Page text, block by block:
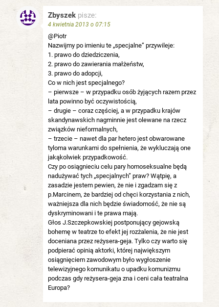
Zbyszek pisze:
4 kwietnia 2013 o 07:15
@Piotr
Nazwijmy po imieniu te „specjalne” przywileje:
1. prawo do dziedziczenia,
2. prawo do zawierania małżeństw,
3. prawo do adopcji,
Co w nich jest specjalnego?
– pierwsze – w przypadku osób żyjących razem przez
lata powinno być oczywistością,
– drugie – coraz częściej, a w przypadku krajów
skandynawskich nagminnie jest olewane na rzecz
związków nieformalnych,
– trzecie – nawet dla par hetero jest obwarowane
tyloma warunkami do spełnienia, że wykluczają one
jakąkolwiek przypadkowość.
Czy po osiągnieciu celu pary homoseksualne będą
nadużywać tych „specjalnych” praw? Wątpię, a
zasadzie jestem pewien, że nie i zgadzam się z
p.Marcinem, że bardziej od chęci korzystania z nich,
ważniejsza dla nich będzie świadomość, że nie są
dyskryminowani i te prawa mają.
Głos J.Szczepkowskiej postponujący gejowską
bohemę w teatrze to efekt jej rozżalenia, że nie jest
doceniana przez reżysera-geja. Tylko czy warto się
podpierać opinią aktorki, której największym
osiągnięciem zawodowym było wygłoszenie
telewizyjnego komunikatu o upadku komunizmu
podczas gdy reżysera-geja zna i ceni cała teatralna
Europa?